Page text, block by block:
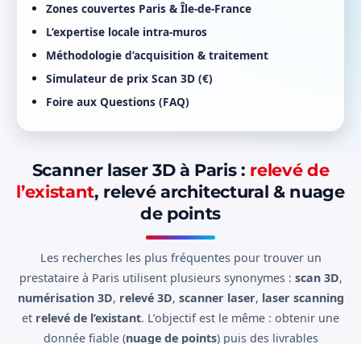
Zones couvertes Paris & Île-de-France
L’expertise locale intra-muros
Méthodologie d’acquisition & traitement
Simulateur de prix Scan 3D (€)
Foire aux Questions (FAQ)
Scanner laser 3D à Paris : relevé de
l’existant, relevé architectural & nuage
de points
Les recherches les plus fréquentes pour trouver un
prestataire à Paris utilisent plusieurs synonymes : scan 3D,
numérisation 3D, relevé 3D, scanner laser, laser scanning
et relevé de l’existant. L’objectif est le même : obtenir une
donnée fiable (nuage de points) puis des livrables